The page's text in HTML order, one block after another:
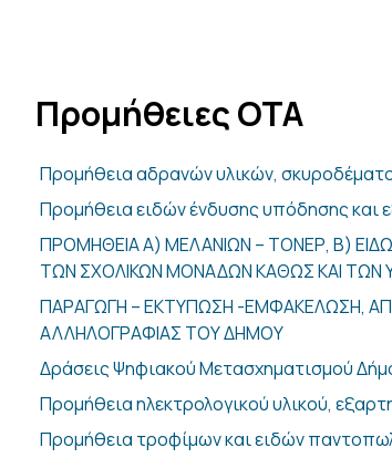
Προμήθειες ΟΤΑ
Προμήθεια αδρανών υλικών,
Προμήθεια ειδών ένδυσης υπόδησης και
ΠΡΟΜΗΘΕΙΑ Α) ΜΕΛΑΝΙΩΝ – ΤΟΝΕΡ, Β)
ΤΩΝ ΣΧΟΛΙΚΩΝ ΜΟΝΑΔΩΝ ΚΑΘΩΣ ΚΑΙ ΤΩΝ
ΠΑΡΑΓΩΓΗ – ΕΚΤΥΠΩΣΗ -ΕΜΦΑΚΕΛΩΣΗ,
ΑΛΛΗΛΟΓΡΑΦΙΑΣ ΤΟΥ ΔΗΜΟΥ
Δράσεις Ψηφιακού Μετασχηματισμού
Προμήθεια ηλεκτρολογικού υλικού,
Προμήθεια τροφίμων και ειδών